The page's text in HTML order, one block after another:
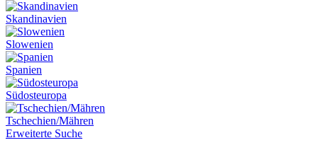
Skandinavien
Slowenien
Spanien
Südosteuropa
Tschechien/Mähren
Erweiterte Suche